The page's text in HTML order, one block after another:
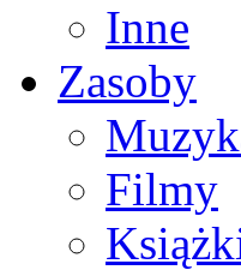
Inne
Zasoby
Filmy